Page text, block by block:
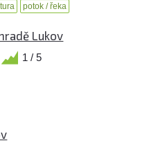
potok / řeka
Lukov
1 / 5